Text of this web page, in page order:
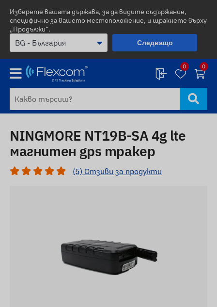
Изберете вашата държава, за да видите съдържание,
специфично за вашето местоположение, и щракнете върху
„Продължи“.
Следващо
0 0
NINGMORE NT19B-SA 4g lte
магнитен gps тракер
(5) Отзиви за продукти